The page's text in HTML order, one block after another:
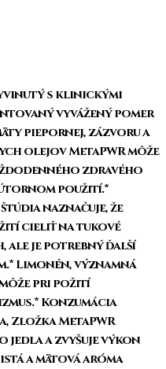
s klinickými
vyvážený pomer
piepornej, zázvoru a
olejov MetaPWR môže
zdravého
použití.*
naznačuje, že
cieliť na tukové
ale je potrebný ďalší
Limonén, významná
pri požití
Konzumácia
Zložka MetaPWR
jedla a zvyšuje výkon
a mätová aróma